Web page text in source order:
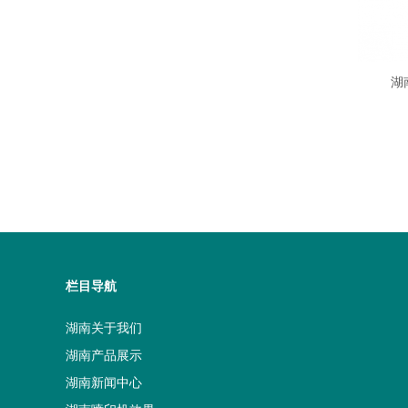
湖
栏目导航
湖南关于我们
湖南产品展示
湖南新闻中心